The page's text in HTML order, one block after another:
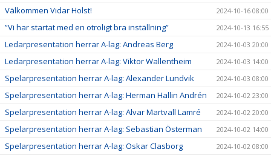
Välkommen Vidar Holst! 2024-10-16 08:00
”Vi har startat med en otroligt bra inställning” 2024-10-13 16:55
Ledarpresentation herrar A-lag: Andreas Berg 2024-10-03 20:00
Ledarpresentation herrar A-lag: Viktor Wallentheim 2024-10-03 14:00
Spelarpresentation herrar A-lag: Alexander Lundvik 2024-10-03 08:00
Spelarpresentation herrar A-lag: Herman Hallin Andrén 2024-10-02 23:00
Spelarpresentation herrar A-lag: Alvar Martvall Lamré 2024-10-02 20:00
Spelarpresentation herrar A-lag: Sebastian Österman 2024-10-02 14:00
Spelarpresentation herrar A-lag: Oskar Clasborg 2024-10-02 08:00